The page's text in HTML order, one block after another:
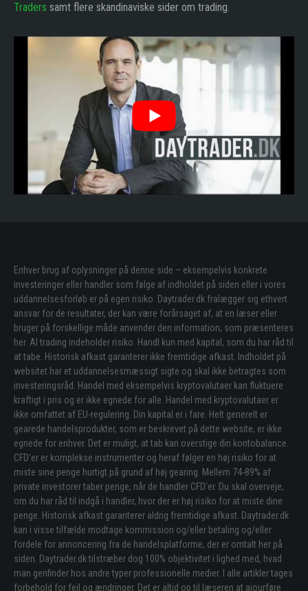
Traders samt flere skandinaviske sider om trading.
Enhver brug af oplysninger på denne side – eksempelvis konkrete
investeringer eller handler som følge af indholdet på siden eller i vores
uddannelsesforløb er på egen risiko. Daytrader.dk fralægger sig ethvert
ansvar for de resultater, der kan være forårsaget af, at en læser eller
bruger på forskellige måde anvender den information, som præsenteres
her. Al trading indeholder risiko. Handl kun med kapital, som du har råd til
at tabe. Historisk afkast garanterer ikke fremtidige afkast. Indholdet på
websitet har et uddannelsesmæssigt sigte og skal ikke betragtes som
investeringsråd. Handel med eksempelvis kryptovalutaer kan fluktuere
kraftigt i pris og er ikke egnede for alle. Handel med kryptovalutaer er
ikke omfattet af EU-regulering. Din kapital er i fare. Helt generelt er
gearede handelsprodukter, som er beskrevet på dette website, er ikke
egnede for enhver. Det er muligt, at tab kan overstige din kontobalance.
CFD’er er komplekse instrumenter og heraf følger en høj risiko for at
miste sine penge hurtigt på grund af høj gearing. Mellem 74-89% af
private investorer taber penge, når de handler CFD’er. Du skal overveje,
om du har råd til indgå i handler, hvor der er høj risiko for at miste dine
penge. Historisk afkast garanterer aldrig fremtidige afkast. Daytrader.dk
kan i visse tilfælde modtage kommission og/eller betaling og/eller
fordele for annoncering fra de handelsplatforme, der er omtalt her på
siden. Daytrader.dk tilstræber dog 100% objektivitet i lighed med, hvad
man genfinder hos andre typer professionelle medier. I alle artikler tages
forbehold for fejl og ændringer. Det er altid op til læseren at ajourføre